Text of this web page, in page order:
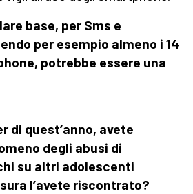
base, per Sms e
per esempio almeno i 14
potrebbe essere una
di quest’anno, avete
degli abusi di
su altri adolescenti
l’avete riscontrato?